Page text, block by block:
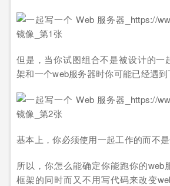
但是，当你试图组合不是被设计的一
架和一个web服务器时你可能已经遇
基本上，你必须使用一起工作的而不是
所以，你怎么能确定你能跑你的web
框架的同时而又不用写代码来改变